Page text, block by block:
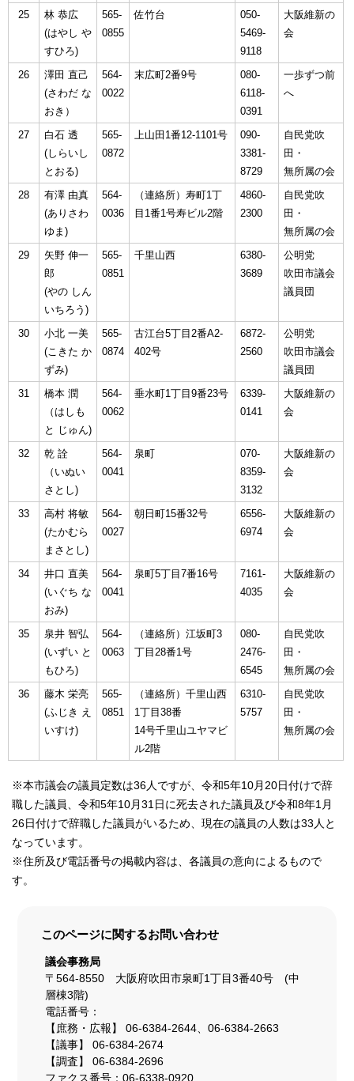
25
林 恭広
(はやし や
すひろ)
565-
0855
佐竹台
050-
5469-
9118
大阪維新の
会
26
澤田 直己
(さわだ な
おき）
564-
0022
末広町2番9号
080-
6118-
0391
一歩ずつ前
へ
27
白石 透
(しらいし
とおる)
565-
0872
上山田1番12-1101号
090-
3381-
8729
自民党吹
田・
無所属の会
28
有澤 由真
(ありさわ
ゆま)
564-
0036
（連絡所）寿町1丁
目1番1号寿ビル2階
4860-
2300
自民党吹
田・
無所属の会
29
矢野 伸一
郎
(やの しん
いちろう)
565-
0851
千里山西
6380-
3689
公明党
吹田市議会
議員団
30
小北 一美
(こきた か
ずみ)
565-
0874
古江台5丁目2番A2-
402号
6872-
2560
公明党
吹田市議会
議員団
31
橋本 潤
（はしも
と じゅん)
564-
0062
垂水町1丁目9番23号
6339-
0141
大阪維新の
会
32
乾 詮󠄀
（いぬい
さとし)
564-
0041
泉町
070-
8359-
3132
大阪維新の
会
33
高村 将敏
(たかむら
まさとし)
564-
0027
朝日町15番32号
6556-
6974
大阪維新の
会
34
井口 直美
(いぐち な
おみ)
564-
0041
泉町5丁目7番16号
7161-
4035
大阪維新の
会
35
泉井 智弘
(いずい と
もひろ)
564-
0063
（連絡所）江坂町3
丁目28番1号
080-
2476-
6545
自民党吹
田・
無所属の会
36
藤木 栄亮
(ふじき え
いすけ)
565-
0851
（連絡所）千里山西
1丁目38番
14号千里山ユヤマビ
ル2階
6310-
5757
自民党吹
田・
無所属の会
※本市議会の議員定数は36人ですが、令和5年10月20日付けで辞
職した議員、令和5年10月31日に死去された議員及び令和8年1月
26日付けで辞職した議員がいるため、現在の議員の人数は33人と
なっています。
※住所及び電話番号の掲載内容は、各議員の意向によるもので
す。
このページに関するお問い合わせ
議会事務局
〒564-8550 大阪府吹田市泉町1丁目3番40号 (中
層棟3階)
電話番号：
【庶務・広報】 06-6384-2644、06-6384-2663
【議事】 06-6384-2674
【調査】 06-6384-2696
ファクス番号：06-6338-0920